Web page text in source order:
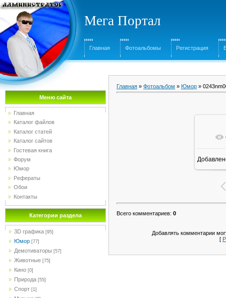
Мега Портал
Главная Фотоальбомы Регистрация
Меню сайта
Главная
Каталог файлов
Каталог статей
Каталог сайтов
Гостевая книга
Форум
Юмор
Рефераты
Обои
Контакты
Категории раздела
3D графика [95]
Юмор [77]
Демотиваторы [57]
Животные [75]
Кино [0]
Природа [55]
Спорт [1]
Главная » Фотоальбом » Юмор »
Всего комментариев: 0
Добавлять комментарии
[